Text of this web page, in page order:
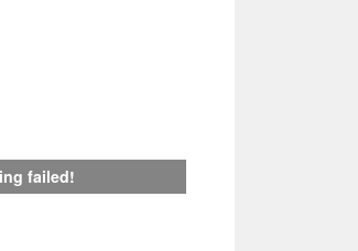
failed!